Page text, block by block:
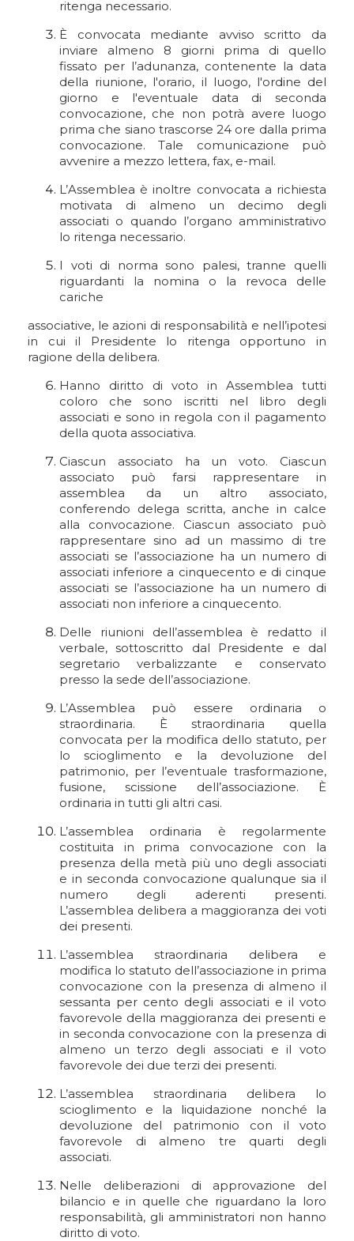
ritenga necessario.
È convocata mediante avviso scritto da
inviare almeno 8 giorni prima di quello
fissato per l’adunanza, contenente la data
della riunione, l'orario, il luogo, l'ordine del
giorno e l'eventuale data di seconda
convocazione, che non potrà avere luogo
prima che siano trascorse 24 ore dalla prima
convocazione. Tale comunicazione può
avvenire a mezzo lettera, fax, e-mail.
L’Assemblea è inoltre convocata a richiesta
motivata di almeno un decimo degli
associati o quando l’organo amministrativo
lo ritenga necessario.
I voti di norma sono palesi, tranne quelli
riguardanti la nomina o la revoca delle
cariche
associative, le azioni di responsabilità e nell’ipotesi
in cui il Presidente lo ritenga opportuno in
ragione della delibera.
Hanno diritto di voto in Assemblea tutti
coloro che sono iscritti nel libro degli
associati e sono in regola con il pagamento
della quota associativa.
Ciascun associato ha un voto. Ciascun
associato può farsi rappresentare in
assemblea da un altro associato,
conferendo delega scritta, anche in calce
alla convocazione. Ciascun associato può
rappresentare sino ad un massimo di tre
associati se l’associazione ha un numero di
associati inferiore a cinquecento e di cinque
associati se l’associazione ha un numero di
associati non inferiore a cinquecento.
Delle riunioni dell’assemblea è redatto il
verbale, sottoscritto dal Presidente e dal
segretario verbalizzante e conservato
presso la sede dell’associazione.
L’Assemblea può essere ordinaria o
straordinaria. È straordinaria quella
convocata per la modifica dello statuto, per
lo scioglimento e la devoluzione del
patrimonio, per l’eventuale trasformazione,
fusione, scissione dell’associazione. È
ordinaria in tutti gli altri casi.
L’assemblea ordinaria è regolarmente
costituita in prima convocazione con la
presenza della metà più uno degli associati
e in seconda convocazione qualunque sia il
numero degli aderenti presenti.
L’assemblea delibera a maggioranza dei voti
dei presenti.
L’assemblea straordinaria delibera e
modifica lo statuto dell’associazione in prima
convocazione con la presenza di almeno il
sessanta per cento degli associati e il voto
favorevole della maggioranza dei presenti e
in seconda convocazione con la presenza di
almeno un terzo degli associati e il voto
favorevole dei due terzi dei presenti.
L’assemblea straordinaria delibera lo
scioglimento e la liquidazione nonché la
devoluzione del patrimonio con il voto
favorevole di almeno tre quarti degli
associati.
Nelle deliberazioni di approvazione del
bilancio e in quelle che riguardano la loro
responsabilità, gli amministratori non hanno
diritto di voto.